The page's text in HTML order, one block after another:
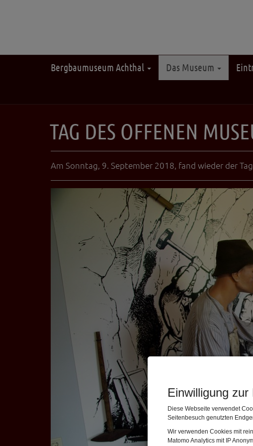
Einwilligung zur
Diese Webseite verwendet
Seitenbesuch genutzten
Wir verwenden Cookies mit
Matomo Analytics mit IP
Bergbaumuseum Achthal Das Museum
TAG DES OFFENEN
Am Sonntag, 9. September 2018, fand wieder der